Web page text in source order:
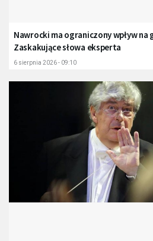
Nawrocki ma ograniczony wpływ na
Zaskakujące słowa eksperta
6 sierpnia 2026 - 09:10